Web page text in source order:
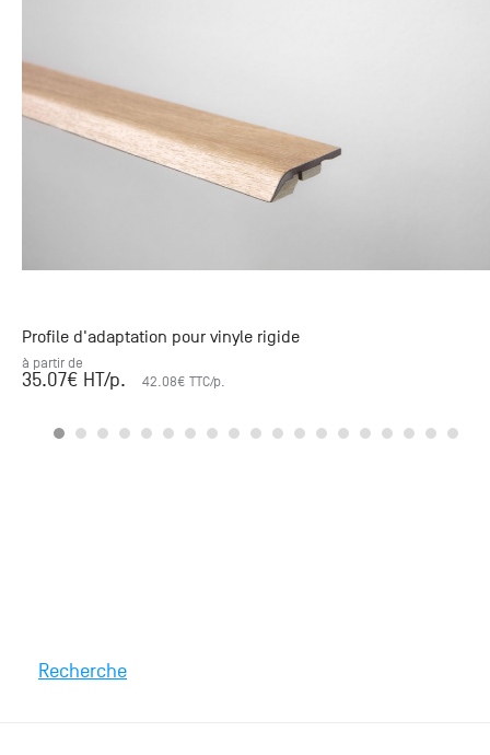
Profile d'adaptation pour vinyle rigide
à partir de
35.07€ HT/p. 42.08€ TTC/p.
Recherche